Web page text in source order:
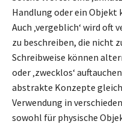
Handlung oder ein Objekt
Auch ‚vergeblich‘ wird oft
zu beschreiben, die nicht
Schreibweise können
oder ‚zwecklos‘
abstrakte Konzepte
Verwendung in
sowohl für physische